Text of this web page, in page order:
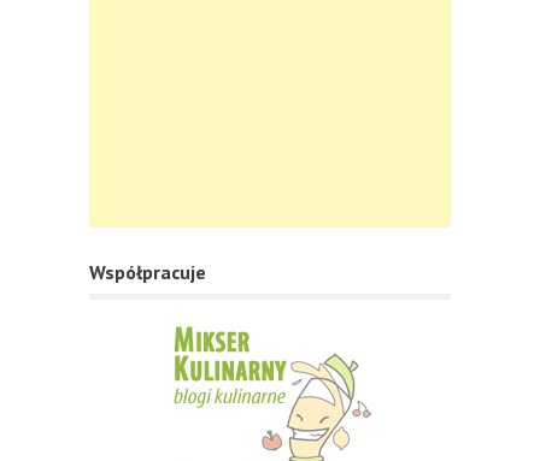
Współpracuje